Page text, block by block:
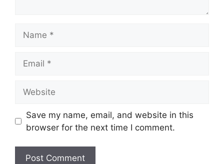
Save my name, email, and website in this
browser for the next time I comment.